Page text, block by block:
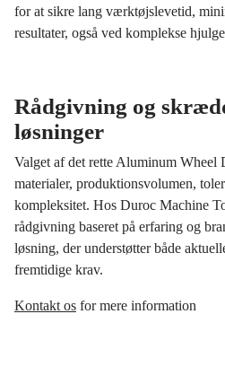
for at sikre lang værktøjslevetid,
resultater, også ved komplekse
Rådgivning og
løsninger
Valget af det rette Aluminum Wheel
materialer, produktionsvolumen,
kompleksitet. Hos Duroc Machine
rådgivning baseret på erfaring og
løsning, der understøtter både
fremtidige krav.
Kontakt os for mere information